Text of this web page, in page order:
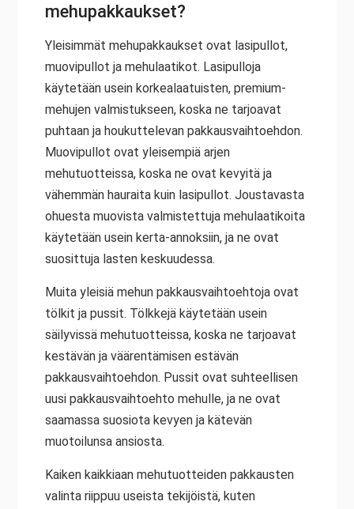
mehupakkaukset?
Yleisimmät mehupakkaukset ovat lasipullot,
muovipullot ja mehulaatikot. Lasipulloja
käytetään usein korkealaatuisten, premium-
mehujen valmistukseen, koska ne tarjoavat
puhtaan ja houkuttelevan pakkausvaihtoehdon.
Muovipullot ovat yleisempiä arjen
mehutuotteissa, koska ne ovat kevyitä ja
vähemmän hauraita kuin lasipullot. Joustavasta
ohuesta muovista valmistettuja mehulaatikoita
käytetään usein kerta-annoksiin, ja ne ovat
suosittuja lasten keskuudessa.
Muita yleisiä mehun pakkausvaihtoehtoja ovat
tölkit ja pussit. Tölkkejä käytetään usein
säilyvissä mehutuotteissa, koska ne tarjoavat
kestävän ja väärentämisen estävän
pakkausvaihtoehdon. Pussit ovat suhteellisen
uusi pakkausvaihtoehto mehulle, ja ne ovat
saamassa suosiota kevyen ja kätevän
muotoilunsa ansiosta.
Kaiken kaikkiaan mehutuotteiden pakkausten
valinta riippuu useista tekijöistä, kuten